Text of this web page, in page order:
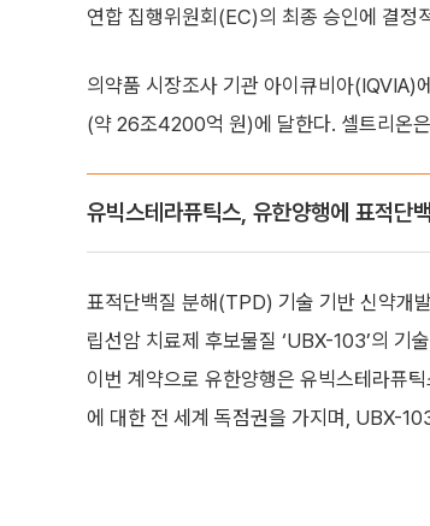
연합 집행위원회(EC)의 최종 승인에 결정
의약품 시장조사 기관 아이큐비아
(약 26조4200억 원)에 달한다. 셀트리온
유빅스테라퓨틱스, 유한양행에 표적
표적단백질 분해(TPD) 기술 기반 신약개
립선암 치료제 후보물질 ‘UBX-103’의 기
이번 계약으로 유한양행은 유빅스테라퓨
에 대한 전 세계 독점권을 가지며, UBX-